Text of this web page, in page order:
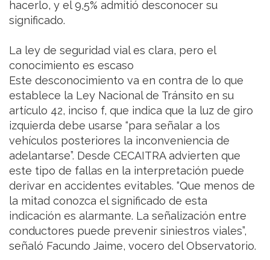
hacerlo, y el 9,5% admitió desconocer su
significado.
La ley de seguridad vial es clara, pero el
conocimiento es escaso
Este desconocimiento va en contra de lo que
establece la Ley Nacional de Tránsito en su
artículo 42, inciso f, que indica que la luz de giro
izquierda debe usarse “para señalar a los
vehículos posteriores la inconveniencia de
adelantarse”. Desde CECAITRA advierten que
este tipo de fallas en la interpretación puede
derivar en accidentes evitables. “Que menos de
la mitad conozca el significado de esta
indicación es alarmante. La señalización entre
conductores puede prevenir siniestros viales”,
señaló Facundo Jaime, vocero del Observatorio.